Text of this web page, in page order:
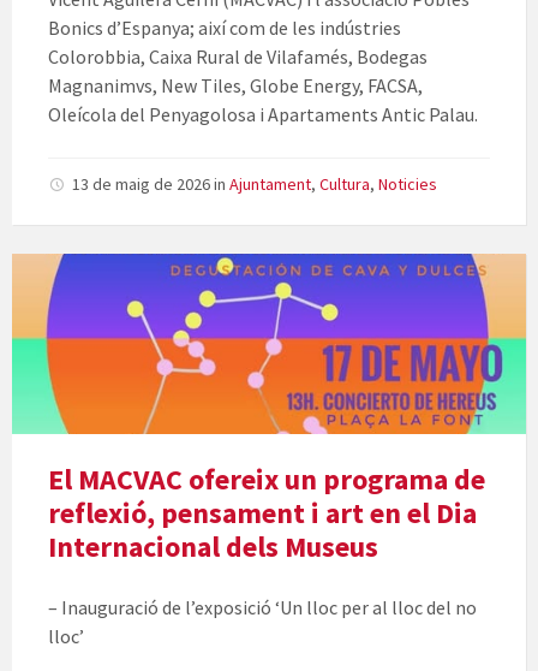
Bonics d’Espanya; així com de les indústries
Colorobbia, Caixa Rural de Vilafamés, Bodegas
Magnanimvs, New Tiles, Globe Energy, FACSA,
Oleícola del Penyagolosa i Apartaments Antic Palau.
13 de maig de 2026in Ajuntament, Cultura, Noticies
El MACVAC ofereix un programa de
reflexió, pensament i art en el Dia
Internacional dels Museus
– Inauguració de l’exposició ‘Un lloc per al lloc del no
lloc’